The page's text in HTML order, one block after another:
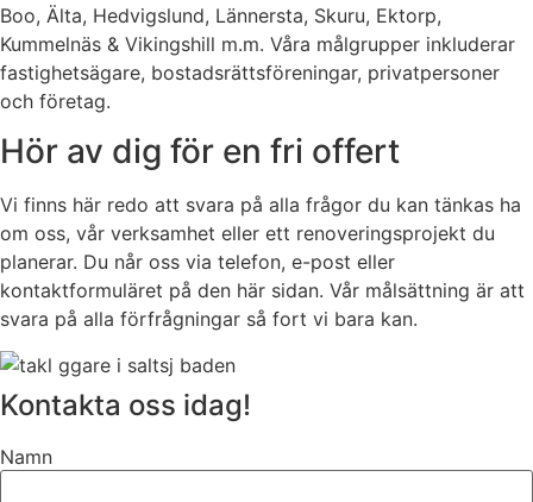
Boo, Älta, Hedvigslund, Lännersta, Skuru, Ektorp,
Kummelnäs & Vikingshill m.m. Våra målgrupper inkluderar
fastighetsägare, bostadsrättsföreningar, privatpersoner
och företag.
Hör av dig för en fri offert
Vi finns här redo att svara på alla frågor du kan tänkas ha
om oss, vår verksamhet eller ett renoveringsprojekt du
planerar. Du når oss via telefon, e-post eller
kontaktformuläret på den här sidan. Vår målsättning är att
svara på alla förfrågningar så fort vi bara kan.
Kontakta oss idag!
Namn